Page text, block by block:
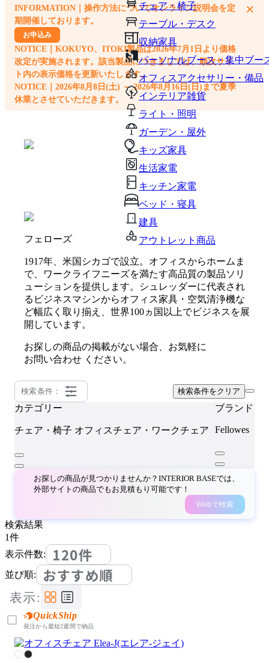
チェア・椅子
テーブル・デスク
収納家具
パーソナルブース・集中ブー
オフィスアクセサリー・備品
インテリア雑貨
ライト・照明
ガーデン・屋外
キッズ家具
生活家電
キッチン家電
ベッド・寝具
建具
アウトレット商品
他のサイトで見つけた商品ページのURLを貼り付けて、カートに追加できます
INFORMATION｜操作方法についてオンライン説明会を定
期開催しております。
お申込み
NOTICE｜KOKUYO、ITOKI製品は2026年7月1日より価格
改定が実施されます。該当製品につきましては、順次サイ
ト内の表示価格を更新いたします。
NOTICE｜2026年8月8日(土) ～ 2026年8月16日(日)まで夏季
休業とさせていただきます。
×
フェローズ
1917年、米国シカゴで設立。オフィスからホームま
で、ワークライフニーズを満たす高品質の製品ソリ
ューションを提供します。シュレッダーに代表され
るビジネスマシンからオフィス家具・空気清浄機な
ど幅広く取り揃え、世界100ヵ国以上でビジネスを展
開しています。
お探しの商品の掲載がない場合、お気軽に
お問い合わせ ください。
検索条件： 検索条件をクリア
カテゴリー
チェア・椅子 オフィスチェア・ワークチェア
ブランド
Fellowes
お探しの商品が見つかりませんか？INTERIOR BASEでは、
外部サイトの商品でもお見積もり可能です！
Webで検索
検索結果
1件
表示件数:
120件
並び順: おすすめ順
表示:
QuickShip
発注から最短2週間で納品